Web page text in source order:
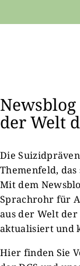
Newsblog
der Welt
Die
Themenfeld,
Mit dem
Sprachrohr für
aus der Welt
aktualisiert und
Hier finden Sie